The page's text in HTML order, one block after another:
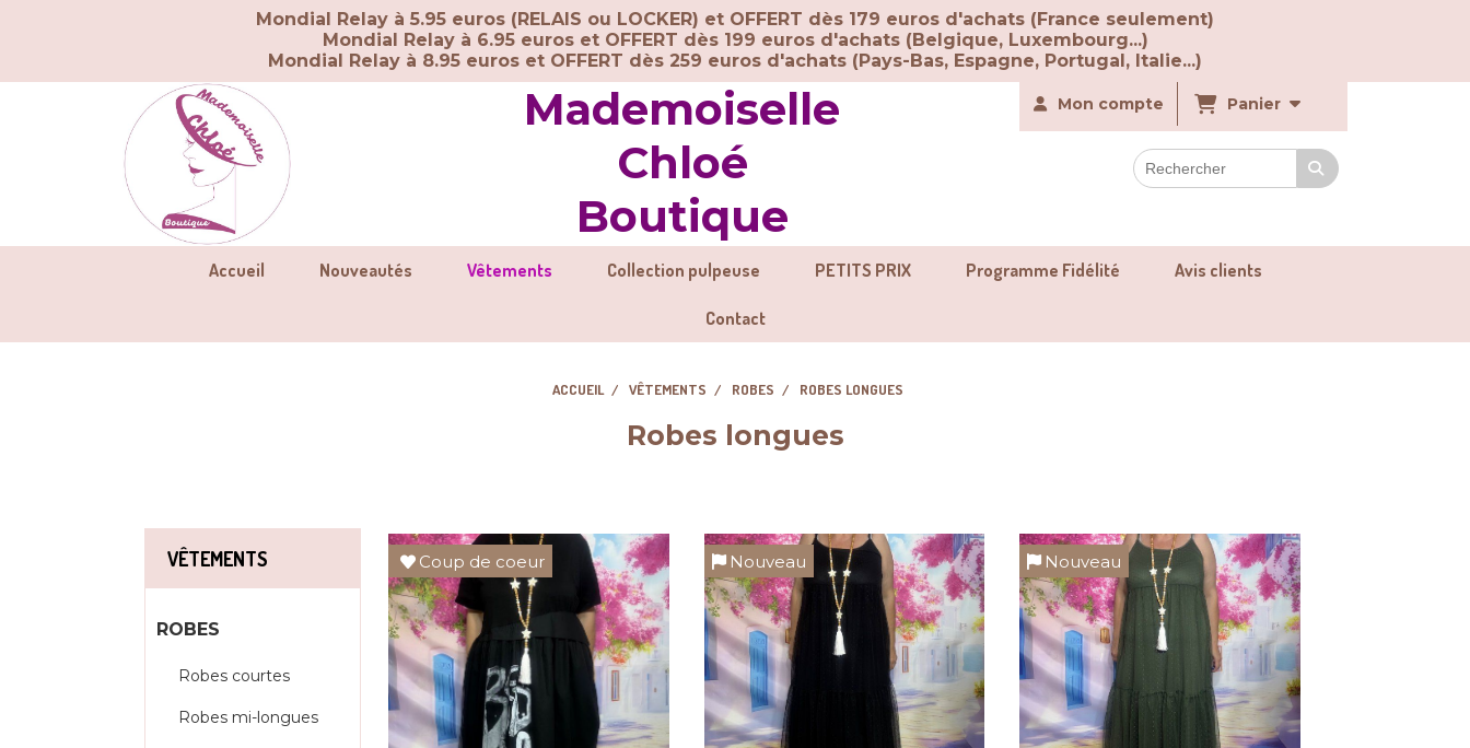
Mondial Relay à 5.95 euros (RELAIS ou LOCKER) et OFFERT dès 179 euros d'achats (France seulement)
Mondial Relay à 6.95 euros et OFFERT dès 199 euros d'achats (Belgique, Luxembourg...)
Mondial Relay à 8.95 euros et OFFERT dès 259 euros d'achats (Pays-Bas, Espagne, Portugal, Italie...)
Mademoiselle
Chloé
Boutique
Mon compte Panier
Accueil Nouveautés Vêtements Collection pulpeuse PETITS PRIX Programme Fidélité Avis clients
Contact
VÊTEMENTS
ROBES
Robes courtes
Robes mi-longues
ACCUEIL VÊTEMENTS ROBES ROBES LONGUES
Robes longues
Coup de coeur Nouveau Nouveau